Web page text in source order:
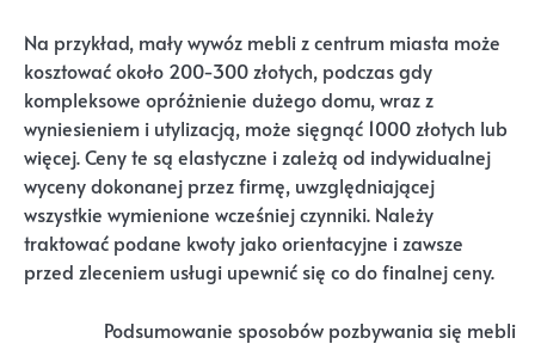
Na przykład, mały wywóz mebli z centrum miasta może
kosztować około 200-300 złotych, podczas gdy
kompleksowe opróżnienie dużego domu, wraz z
wyniesieniem i utylizacją, może sięgnąć 1000 złotych lub
więcej. Ceny te są elastyczne i zależą od indywidualnej
wyceny dokonanej przez firmę, uwzględniającej
wszystkie wymienione wcześniej czynniki. Należy
traktować podane kwoty jako orientacyjne i zawsze
przed zleceniem usługi upewnić się co do finalnej ceny.
Podsumowanie sposobów pozbywania się mebli